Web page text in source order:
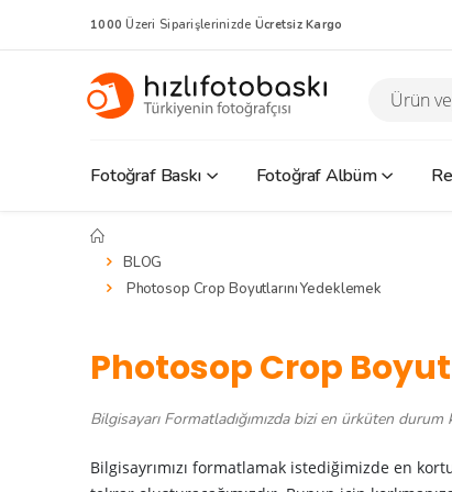
1000 Üzeri Siparişlerinizde Ücretsiz Kargo
Fotoğraf Baskı Fotoğraf Albüm
BLOG
Photosop Crop Boyutlarını Yedeklemek
Photosop Crop
Bilgisayarı Formatladığımızda bizi en ürküten
Bilgisayrımızı formatlamak istediğimizde en